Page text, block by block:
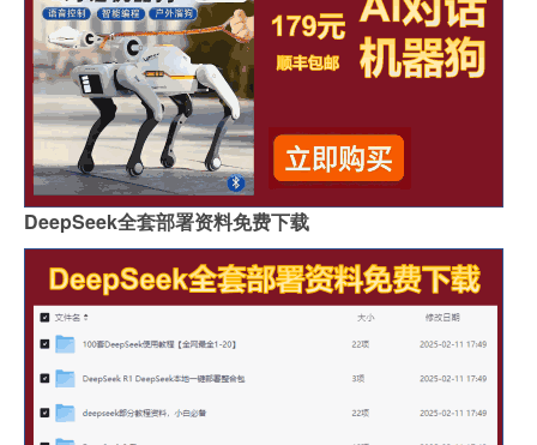
DeepSeek全套部署资料免费下载